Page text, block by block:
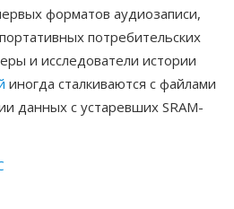
форматов аудиозаписи,
потребительских
и исследователи истории
иногда сталкиваются с файлами
данных с устаревших SRAM-